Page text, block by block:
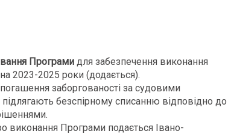
Програми для забезпечення виконання
2023-2025 роки (додається).
погашення заборгованості за судовими
безспірному списанню відповідно до
виконання Програми подається Івано-